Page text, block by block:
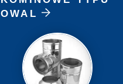
OWAL